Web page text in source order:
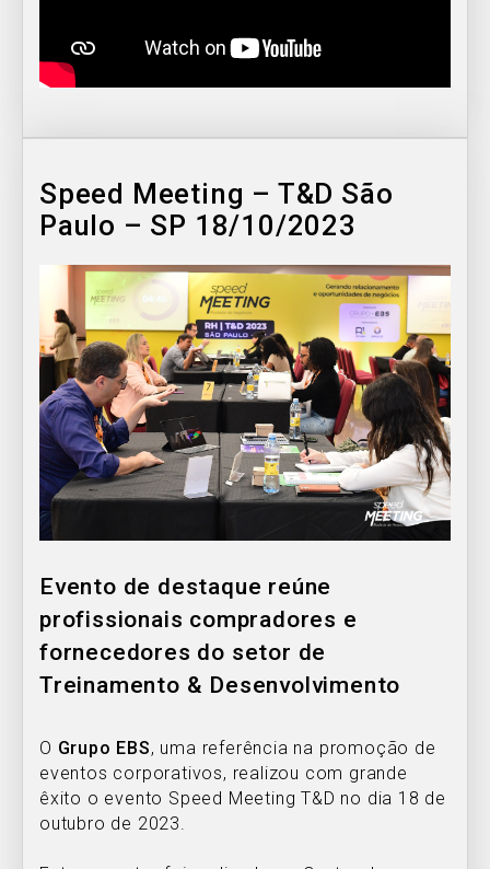
Speed Meeting – T&D São
Paulo – SP 18/10/2023
Evento de destaque reúne
profissionais compradores e
fornecedores do setor de
Treinamento & Desenvolvimento
O Grupo EBS, uma referência na promoção de
eventos corporativos, realizou com grande
êxito o evento Speed Meeting T&D no dia 18 de
outubro de 2023.